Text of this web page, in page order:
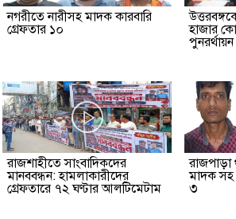
নগরীতে নারীসহ মাদক কারবারি
গ্রেফতার ১০
হাজার
রাজশাহীতে সাংবাদিকদের
মানববন্ধন: হামলাকারীদের
গ্রেফতারে ৭২ ঘণ্টার আলটিমেটাম
রাজপাড়া
মাদক সহ
৩